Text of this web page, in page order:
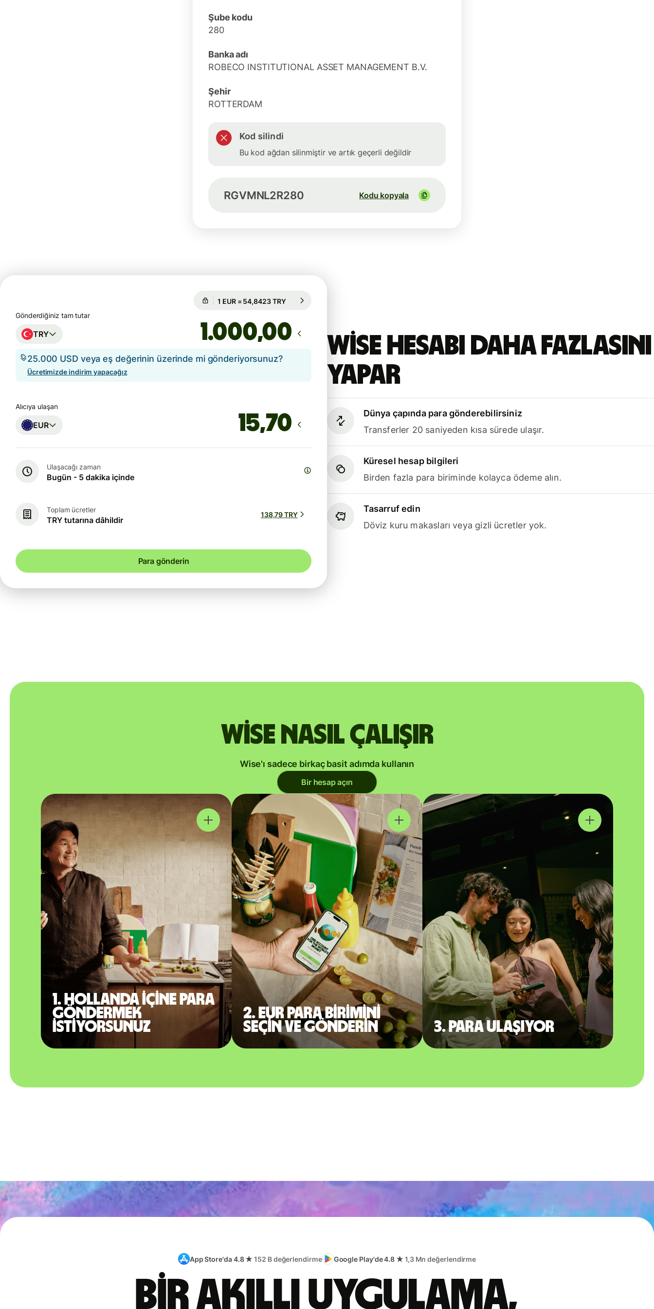
Şube kodu
280
Banka adı
ROBECO INSTITUTIONAL ASSET MANAGEMENT B.V.
Şehir
ROTTERDAM
Kod silindi
Bu kod ağdan silinmiştir ve artık geçerli değildir
RGVMNL2R280 Kodu kopyala
Wise hesabı daha fazlasını
yapar
Dünya çapında para gönderebilirsiniz
Transferler 20 saniyeden kısa sürede ulaşır.
Küresel hesap bilgileri
Birden fazla para biriminde kolayca ödeme alın.
Tasarruf edin
Döviz kuru makasları veya gizli ücretler yok.
95 sa. için garanti edilir
Gönderdiğiniz tam tutar
TRY ,00
25.000 USD veya eş değerinin üzerinde mi gönderiyorsunuz?
Ücretimizde indirim yapacağız
Alıcıya ulaşan
EUR
Ulaşacağı zaman
Bugün - 5 dakika içinde
Toplam ücretler
TRY tutarına dâhildir
138,79 TRY
Para gönderin
Wise nasıl çalışır
Wise'ı sadece birkaç basit adımda kullanın
Bir hesap açın
1. Hollanda içine para
göndermek
istiyorsunuz
2. EUR para birimini
seçin ve gönderin
3. Para ulaşıyor
App Store'da 4.8 ★152 B değerlendirme Google Play'de 4.8 ★ 1,3 Mn değerlendirme
Bir akıllı uygulama,